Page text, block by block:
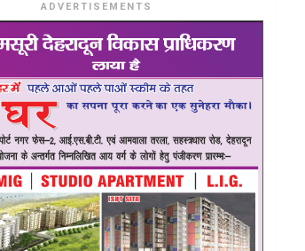
ADVERTISEMENTS